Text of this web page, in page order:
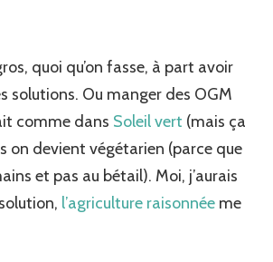
quoi qu’on fasse, à part avoir
solutions. Ou manger des OGM
comme dans Soleil vert (mais ça
on devient végétarien (parce que
et pas au bétail). Moi, j’aurais
l’agriculture raisonnée me